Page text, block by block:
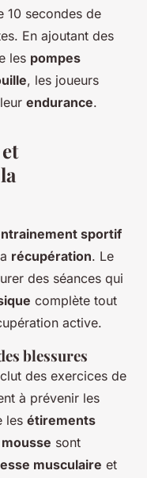
10 secondes de
En ajoutant des
les pompes
, les joueurs
endurance.
sportif
récupération. Le
des séances qui
complète tout
active.
blessures
des exercices de
à prévenir les
les étirements
sont
musculaire et